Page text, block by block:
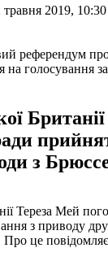
2019, 10:30
на голосування
з
Тереза ​​Мей
з приводу
Про це повідомляє